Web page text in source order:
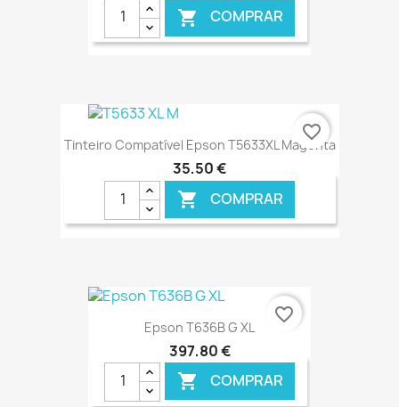
 COMPRAR
€ ONLINE
Tinteiro Compatível Epson T5633XL Magenta
35,50 €
 COMPRAR
€ ONLINE
favorite_border
Epson T636B G XL
397,80 €
 COMPRAR
favorite_border